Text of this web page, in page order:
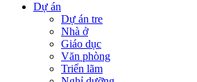
Dự án
Dự án tre
Nhà ở
Giáo dục
Văn phòng
Triển lãm